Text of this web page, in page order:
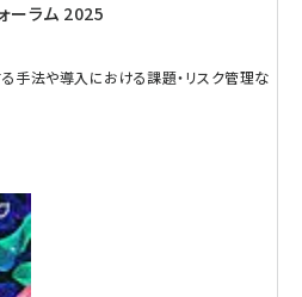
ーラム 2025
手法や導入における課題・リスク管理な